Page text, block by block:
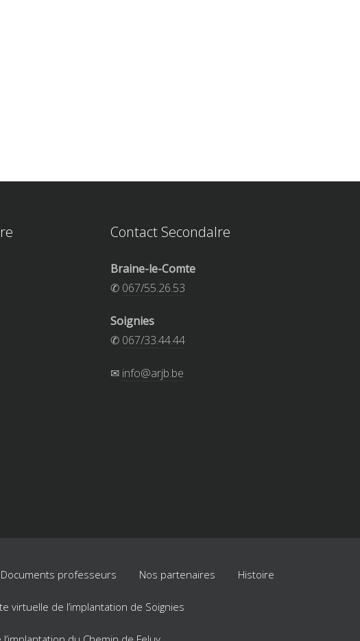
Contact Secondalre
Braine-le-Comte
✆ 067/55.26.53
Soignies
✆ 067/33.44.44
✉ info@arjb.be
Documents professeurs Nos partenaires Histoire
virtuelle de l’implantation de Soignies